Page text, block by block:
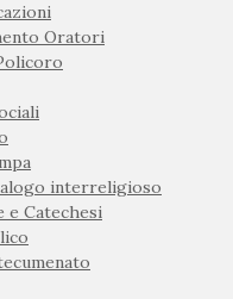
Oratori
interreligioso
e Catechesi